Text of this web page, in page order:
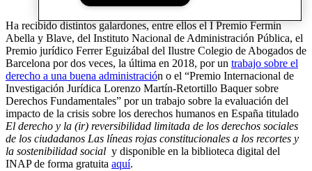
Ha recibido distintos galardones, entre ellos el I Premio Fermín
Abella y Blave, del Instituto Nacional de Administración Pública, el
Premio jurídico Ferrer Eguizábal del Ilustre Colegio de Abogados de
Barcelona por dos veces, la última en 2018, por un trabajo sobre el
derecho a una buena administración o el “Premio Internacional de
Investigación Jurídica Lorenzo Martín-Retortillo Baquer sobre
Derechos Fundamentales” por un trabajo sobre la evaluación del
impacto de la crisis sobre los derechos humanos en España titulado
El derecho y la (ir) reversibilidad limitada de los derechos sociales
de los ciudadanos Las líneas rojas constitucionales a los recortes y
la sostenibilidad social y disponible en la biblioteca digital del
INAP de forma gratuita aquí.